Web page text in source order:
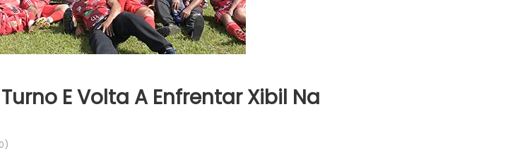
E Volta A Enfrentar Xibil Na